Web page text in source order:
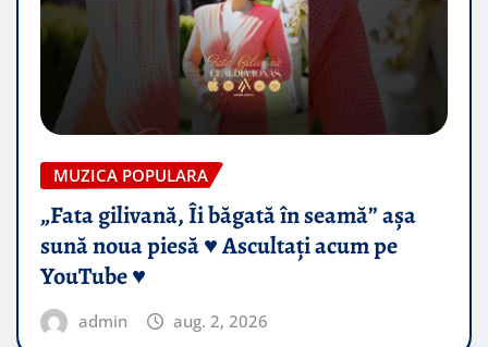
MUZICA POPULARA
„Fata gilivană, Îi băgată în seamă” așa
sună noua piesă ♥️ Ascultați acum pe
YouTube ♥️
admin aug. 2, 2026